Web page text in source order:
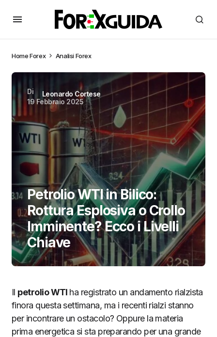
HomeForex Analisi Forex
Di
Leonardo Cortese
19 Febbraio 2025
Petrolio WTI in Bilico:
Rottura Esplosiva o Crollo
Imminente? Ecco i Livelli
Chiave
Il petrolio WTI ha registrato un andamento rialzista
finora questa settimana, ma i recenti rialzi stanno
per incontrare un ostacolo? Oppure la materia
prima energetica si sta preparando per una grande